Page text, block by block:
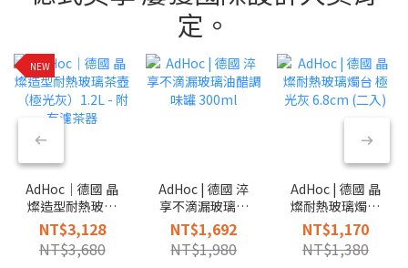
定。
NEW
AdHoc｜德國 晶
燦造型耐熱玻璃
茶壺（極光灰）
1.2L - 附有濾茶
器
NT$3,128
NT$3,680
AdHoc | 德國 淬
享不滴漏玻璃油
醋調味罐 300ml
NT$1,692
NT$1,980
AdHoc | 德國 晶
燦耐熱玻璃燭台
極光灰 6.8cm (二
入)
NT$1,170
NT$1,380